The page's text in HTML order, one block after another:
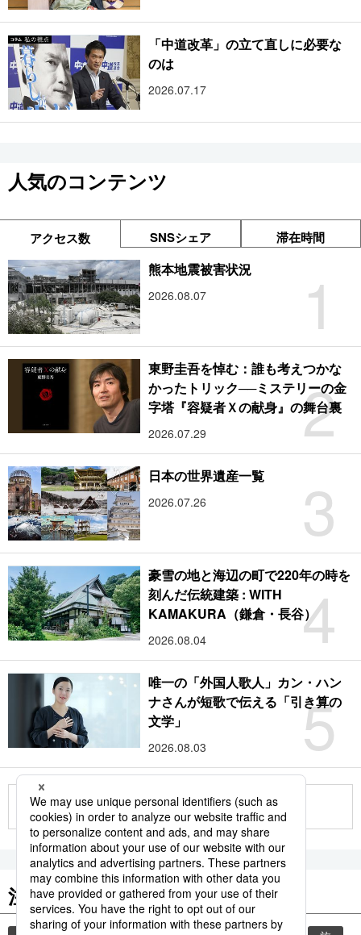
「中道改革」の立て直しに必要な
のは
2026.07.17
人気のコンテンツ
アクセス数 SNSシェア 滞在時間
1
熊本地震被害状況
2026.08.07
2
東野圭吾を悼む：誰も考えつかな
かったトリック──ミステリーの金
字塔『容疑者Ｘの献身』の舞台裏
2026.07.29
3
日本の世界遺産一覧
2026.07.26
4
豪雪の地と海辺の町で220年の時を
刻んだ伝統建築 : WITH
KAMAKURA（鎌倉・長谷）
2026.08.04
5
唯一の「外国人歌人」カン・ハン
ナさんが短歌で伝える「引き算の
文学」
2026.08.03
もっと見る
注目のキーワード